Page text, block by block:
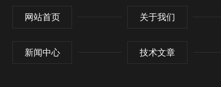
网站首页 关于我们
新闻中心 技术文章